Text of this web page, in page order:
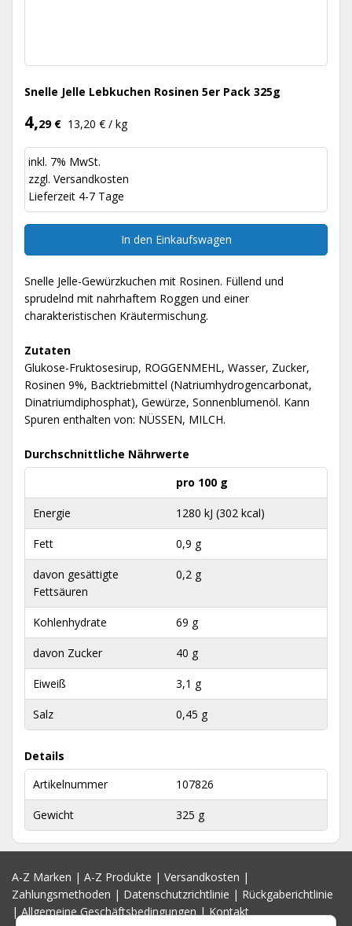
Snelle Jelle Lebkuchen Rosinen 5er Pack 325g
4,29 € 13,20 € / kg
inkl. 7% MwSt.
zzgl. Versandkosten
Lieferzeit 4-7 Tage
In den Einkaufswagen
Snelle Jelle-Gewürzkuchen mit Rosinen. Füllend und
sprudelnd mit nahrhaftem Roggen und einer
charakteristischen Kräutermischung.
Zutaten
Glukose-Fruktosesirup, ROGGENMEHL, Wasser, Zucker,
Rosinen 9%, Backtriebmittel (Natriumhydrogencarbonat,
Dinatriumdiphosphat), Gewürze, Sonnenblumenöl. Kann
Spuren enthalten von: NÜSSEN, MILCH.
Durchschnittliche Nährwerte
pro 100 g
Energie 1280 kJ (302 kcal)
Fett 0,9 g
davon gesättigte
Fettsäuren
0,2 g
Kohlenhydrate 69 g
davon Zucker 40 g
Eiweiß 3,1 g
Salz 0,45 g
Details
Artikelnummer
107826
Gewicht 325 g
A-Z Marken | A-Z Produkte | Versandkosten |
Zahlungsmethoden | Datenschutzrichtlinie | Rückgaberichtlinie
|Allgemeine Geschäftsbedingungen|Kontakt